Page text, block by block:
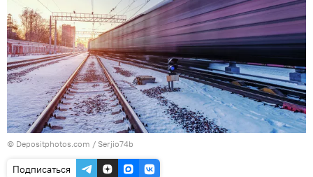
© Depositphotos.com / Serjio74b
Подписаться